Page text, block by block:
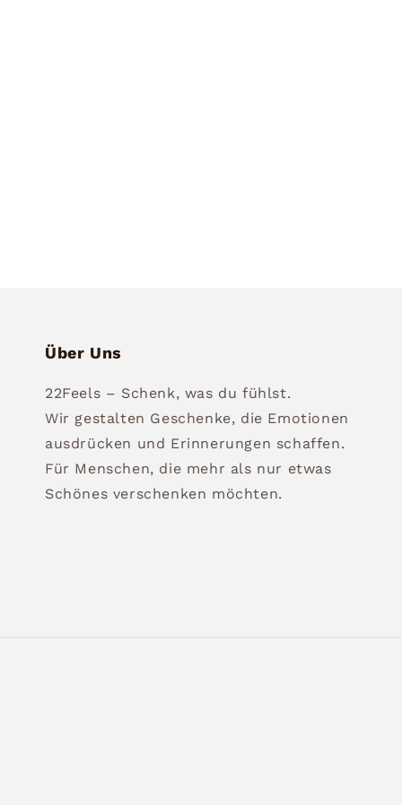
Über Uns
22Feels – Schenk, was du fühlst.
Wir gestalten Geschenke, die Emotionen
ausdrücken und Erinnerungen schaffen.
Für Menschen, die mehr als nur etwas
Schönes verschenken möchten.